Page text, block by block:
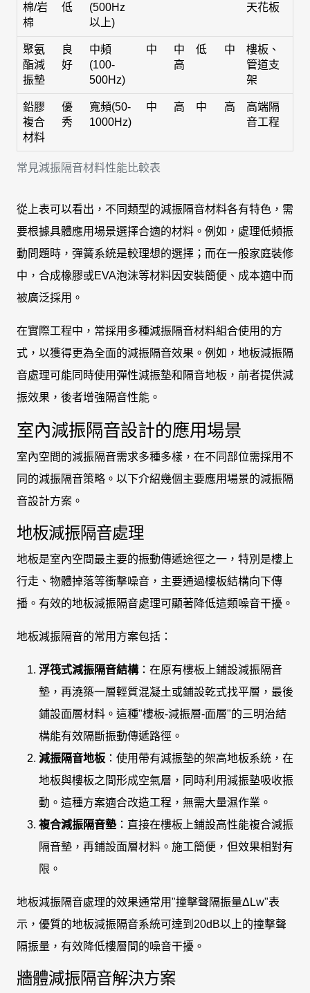
常見減振隔音材料性能比較表
棉/岩
棉
低
(500Hz
以上)
天花板
聚氨
酯減
振墊
良
好
中頻
(100-
500Hz)
中
中
高
低 中
樓板、
管道支
架
鉛膠
複合
材料
優
秀
寬頻(50-
1000Hz)
中 高 中 高
高端隔
音工程
從上表可以看出，不同類型的減振隔音材料各有特色，需
要根據具體應用場景選擇合適的材料。例如，處理低頻振
動問題時，彈簧系統是較理想的選擇；而在一般家庭裝修
中，合成橡膠或EVA泡沫等材料因安裝簡便、成本適中而
被廣泛採用。
在實際工程中，常採用多種減振隔音材料組合使用的方
式，以獲得更為全面的減振隔音效果。例如，地板減振隔
音處理可能同時使用彈性減振墊和隔音地板，前者提供減
振效果，後者增強隔音性能。
室內減振隔音設計的應用場景
室內空間的減振隔音需求多種多樣，在不同部位需採用不
同的減振隔音策略。以下介紹幾個主要應用場景的減振隔
音設計方案。
地板減振隔音處理
地板是室內空間最主要的振動傳遞途徑之一，特別是樓上
行走、物體掉落等衝擊噪音，主要通過樓板結構向下傳
播。有效的地板減振隔音處理可顯著降低這類噪音干擾。
地板減振隔音的常用方案包括：
浮筏式減振隔音結構：在原有樓板上鋪設減振隔音
墊，再澆築一層輕質混凝土或鋪設乾式找平層，最後
鋪設面層材料。這種"樓板-減振層-面層"的三明治結
構能有效隔斷振動傳遞路徑。
減振隔音地板 ：使用帶有減振墊的架高地板系統，在
地板與樓板之間形成空氣層，同時利用減振墊吸收振
動。這種方案適合改造工程，無需大量濕作業。
複合減振隔音墊：直接在樓板上鋪設高性能複合減振
隔音墊，再鋪設面層材料。施工簡便，但效果相對有
限。
地板減振隔音處理的效果通常用"撞擊聲隔振量ΔLw"表
示，優質的地板減振隔音系統可達到20dB以上的撞擊聲
隔振量，有效降低樓層間的噪音干擾。
牆體減振隔音解決方案